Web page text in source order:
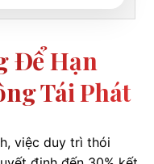
Để Hạn
Tái Phát
việc duy trì thói